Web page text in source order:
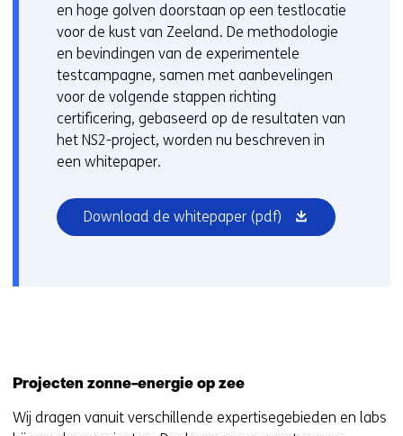
en hoge golven doorstaan op een testlocatie
voor de kust van Zeeland. De methodologie
en bevindingen van de experimentele
testcampagne, samen met aanbevelingen
voor de volgende stappen richting
certificering, gebaseerd op de resultaten van
het NS2-project, worden nu beschreven in
een whitepaper.
Download de whitepaper (pdf) (opent
in
Projecten zonne-energie op zee
Wij dragen vanuit verschillende expertisegebieden en labs